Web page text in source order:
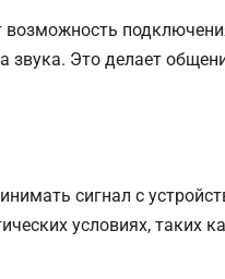
звука. Это делает
сигнал с
условиях, таких